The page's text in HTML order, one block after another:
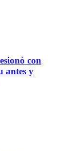
con
antes y